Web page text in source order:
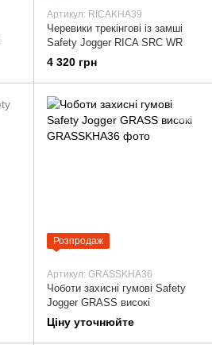
Артикул: RICAKHA39
Черевики трекінгові із замші
Safety Jogger RICA SRC WR
4 320 грн
Розпродаж
Артикул: GRASSKHA36
Чоботи захисні гумові Safety
Jogger GRASS високі
Ціну уточнюйте